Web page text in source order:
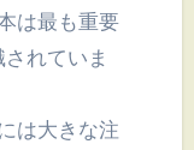
は最も重要
れていま
は大きな注